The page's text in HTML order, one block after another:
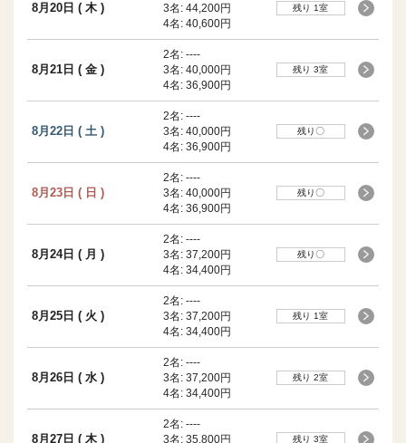
8月20日 ( 木 ) 残り 1室
3名: 44,200円
4名: 40,600円
8月21日 ( 金 ) 残り 3室
2名: ----
3名: 40,000円
4名: 36,900円
8月22日 ( 土 ) 残り〇
2名: ----
3名: 40,000円
4名: 36,900円
8月23日 ( 日 ) 残り〇
2名: ----
3名: 40,000円
4名: 36,900円
8月24日 ( 月 ) 残り〇
2名: ----
3名: 37,200円
4名: 34,400円
8月25日 ( 火 ) 残り 1室
2名: ----
3名: 37,200円
4名: 34,400円
8月26日 ( 水 ) 残り 2室
2名: ----
3名: 37,200円
4名: 34,400円
8月27日 ( 木 ) 残り 3室
2名: ----
3名: 35,800円